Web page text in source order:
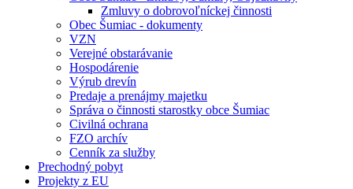
Zmluvy o dobrovoľníckej činnosti
Obec Šumiac - dokumenty
VZN
Verejné obstarávanie
Hospodárenie
Výrub drevín
Predaje a prenájmy majetku
Správa o činnosti starostky obce Šumiac
Civilná ochrana
FZO archív
Cenník za služby
Prechodný pobyt
Projekty z EU